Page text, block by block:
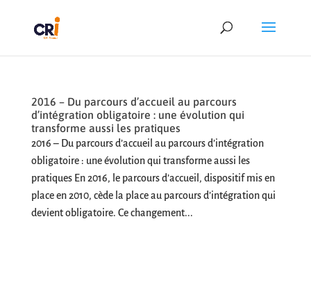
2016 – Du parcours d’accueil au parcours
d’intégration obligatoire : une évolution qui
transforme aussi les pratiques
2016 – Du parcours d’accueil au parcours d’intégration
obligatoire : une évolution qui transforme aussi les
pratiques En 2016, le parcours d’accueil, dispositif mis en
place en 2010, cède la place au parcours d’intégration qui
devient obligatoire. Ce changement...